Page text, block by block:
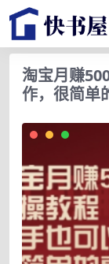
淘宝月赚
作，很简单